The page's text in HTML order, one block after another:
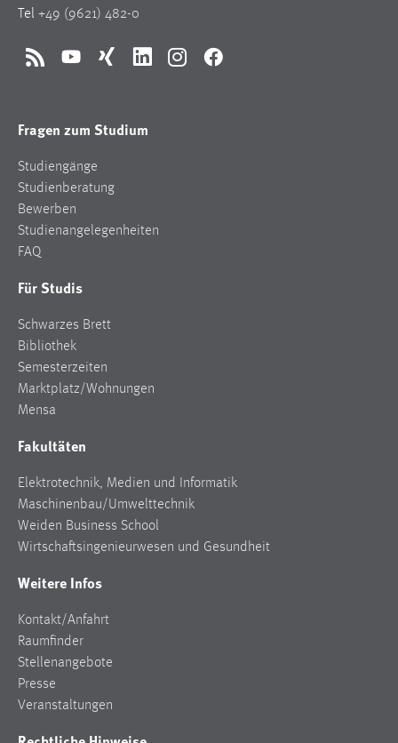
Tel +49 (9621) 482-0
RSS YouTubeXing LinkedInInstagramFacebook
Fragen zum Studium
Studiengänge
Studienberatung
Bewerben
Studienangelegenheiten
FAQ
Für Studis
Schwarzes Brett
Bibliothek
Semesterzeiten
Marktplatz/Wohnungen
Mensa
Fakultäten
Elektrotechnik, Medien und Informatik
Maschinenbau/Umwelttechnik
Weiden Business School
Wirtschaftsingenieurwesen und Gesundheit
Weitere Infos
Kontakt/Anfahrt
Raumfinder
Stellenangebote
Presse
Veranstaltungen